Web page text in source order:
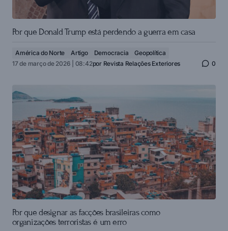
Por que Donald Trump está perdendo a guerra em casa
América do Norte Artigo Democracia
Geopolítica
17 de março de 2026 | 08:42por Revista Relações Exteriores 0
Por que designar as facções brasileiras como
organizações terroristas é um erro